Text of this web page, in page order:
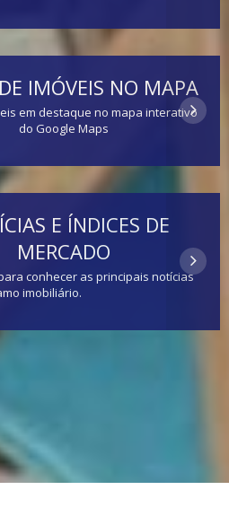
IMÓVEIS NO MAPA
em destaque no mapa interativo
do Google Maps
E ÍNDICES DE
MERCADO
conhecer as principais notícias
imobiliário.